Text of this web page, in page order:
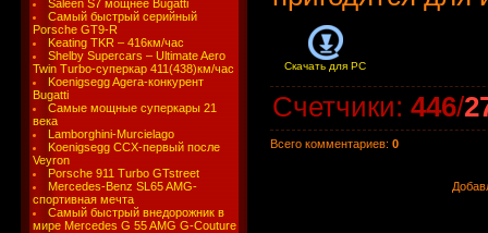
Saleen S7 мощнее Bugatti
Самый быстрый серийный
Porsche GT9-R
Keating TKR – 416км/час
Shelby Supercars – Ultimate Aero
Twin Turbo-суперкар 411(438)км/час
Koenigsegg Agera-конкурент
Bugatti
Самые мощные суперкары 21
века
Lamborghini-Murcielago
Koenigsegg CCX-первый после
Veyron
Porsche 911 Turbo GTstreet
Mercedes-Benz SL65 AMG-
спортивная мечта
Самый быстрый внедорожник в
мире Mercedes G 55 AMG G-Couture
Скачать для PC
Счетчики: 446/
Всего комментариев: 0